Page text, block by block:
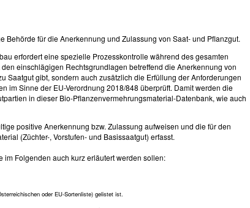
Behörde für die Anerkennung und Zulassung von Saat- und Pflanzgut.
erfordert eine spezielle Prozesskontrolle während des gesamten
einschlägigen Rechtsgrundlagen betreffend die Anerkennung von
Saatgut gibt, sondern auch zusätzlich die Erfüllung der Anforderungen
im Sinne der EU-Verordnung 2018/848 überprüft. Damit werden die
in dieser Bio-Pflanzenvermehrungsmaterial-Datenbank, wie auch
positive Anerkennung bzw. Zulassung aufweisen und die für den
(Züchter-, Vorstufen- und Basissaatgut) erfasst.
Folgenden auch kurz erläutert werden sollen:
oder EU-Sortenliste) gelistet ist.